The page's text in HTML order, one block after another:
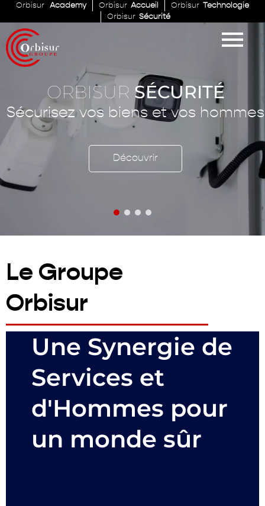
Orbisur Academy Orbisur Accueil Orbisur Technologie
Orbisur Sécurité
ORBISUR SÉCURITÉ
Sécurisez vos biens et vos hommes
Découvrir
Le Groupe
Orbisur
Une Synergie de
Services et
d'Hommes pour
un monde sûr